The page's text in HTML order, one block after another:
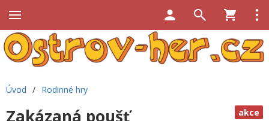
Úvod / Rodinné hry
akce
Zakázaná poušť